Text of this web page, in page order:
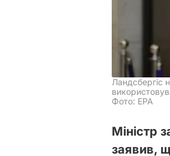
Ландсбергіс
Фото: EPA
Міністр
заявив,